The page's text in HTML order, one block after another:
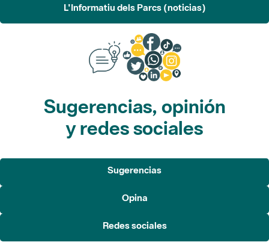
L'Informatiu dels Parcs (noticias)
Sugerencias, opinión
y redes sociales
Sugerencias
Opina
Redes sociales